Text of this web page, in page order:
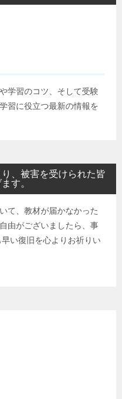
学習のコツ、そして受験
習に役立つ最新の情報を
、被害を受けられた皆
す。
て、教材が届かなかった
由がございましたら、事
い復旧を心よりお祈りい